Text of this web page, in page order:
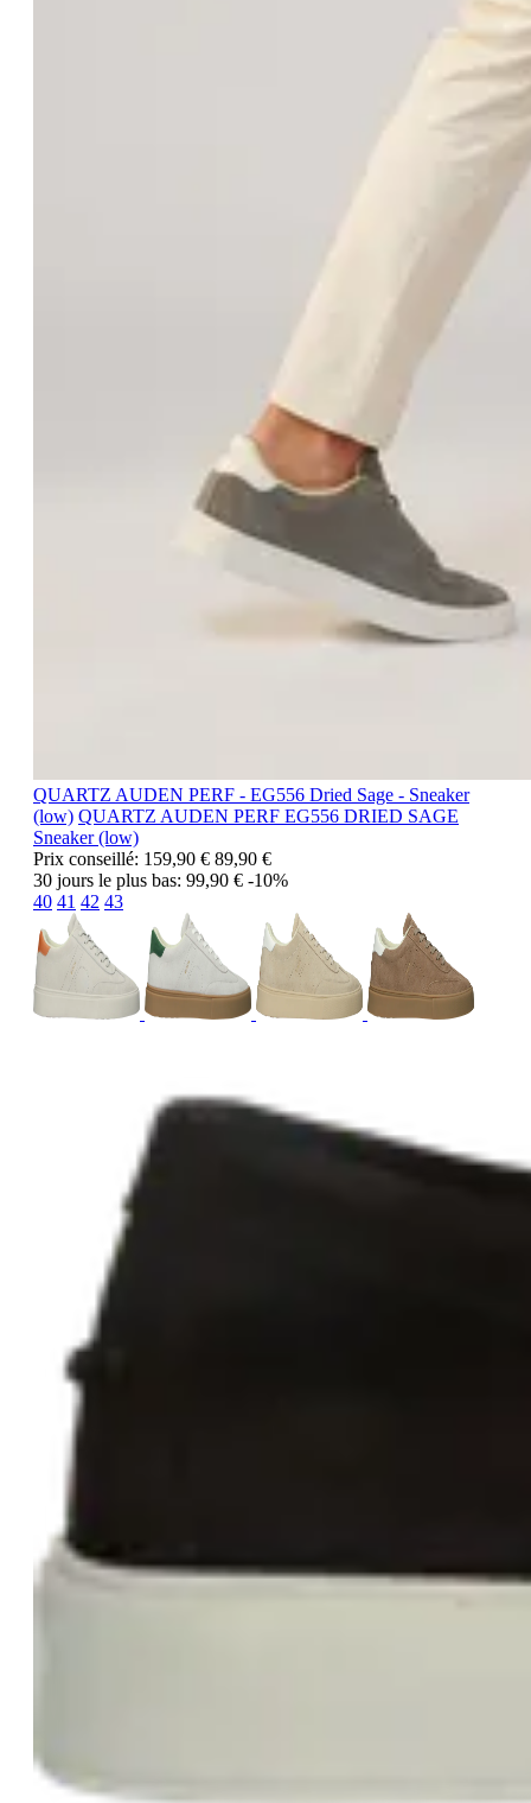
QUARTZ AUDEN PERF - EG556 Dried Sage - Sneaker
(low) QUARTZ AUDEN PERF EG556 DRIED SAGE
Sneaker (low)
Prix conseillé: 159,90 € 89,90 €
30 jours le plus bas: 99,90 € -10%
40 41 42 43